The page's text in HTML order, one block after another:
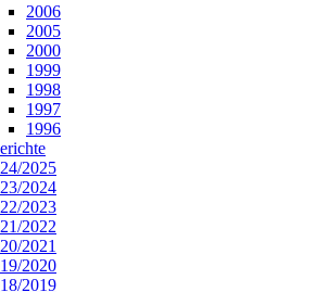
2006
2005
2000
1999
1998
1997
1996
2025
2024
2023
2022
2021
2020
2019